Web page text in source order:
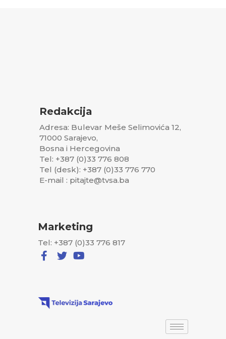
Redakcija
Adresa: Bulevar Meše Selimovića 12,
71000 Sarajevo,
Bosna i Hercegovina
Tel: +387 (0)33 776 808
Tel (desk): +387 (0)33 776 770
E-mail : pitajte@tvsa.ba
Marketing
Tel: +387 (0)33 776 817